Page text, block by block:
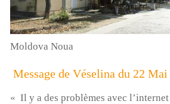
Moldova Noua
Message de Véselina du 22 Mai
« Il y a des problèmes avec
Pour aider nos enfants, nos salariés,
détresse suite au cyclone, Terre des
campagne de dons:
gardoise-terre-des-enfants/